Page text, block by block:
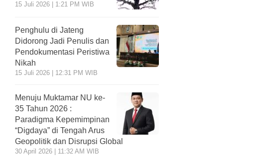
15 Juli 2026 | 1:21 PM WIB
Penghulu di Jateng
Didorong Jadi Penulis dan
Pendokumentasi Peristiwa
Nikah
15 Juli 2026 | 12:31 PM WIB
Menuju Muktamar NU ke-
35 Tahun 2026 :
Paradigma Kepemimpinan
“Digdaya” di Tengah Arus
Geopolitik dan Disrupsi Global
30 April 2026 | 11:32 AM WIB